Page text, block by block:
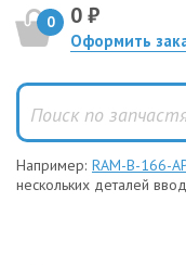
0 0 ₽
Оформить
Например: RAM-B-166-
нескольких деталей